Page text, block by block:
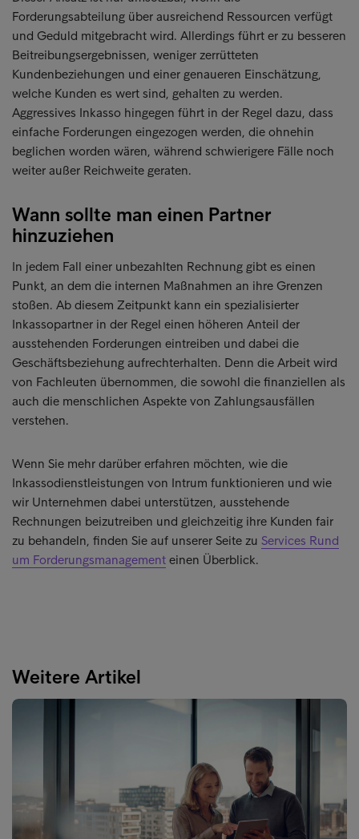
Forderungsabteilung über ausreichend Ressourcen verfügt
und Geduld mitgebracht wird. Allerdings führt er zu besseren
Beitreibungsergebnissen, weniger zerrütteten
Kundenbeziehungen und einer genaueren Einschätzung,
welche Kunden es wert sind, gehalten zu werden.
Aggressives Inkasso hingegen führt in der Regel dazu, dass
einfache Forderungen eingezogen werden, die ohnehin
beglichen worden wären, während schwierigere Fälle noch
weiter außer Reichweite geraten.
Wann sollte man einen Partner
hinzuziehen
In jedem Fall einer unbezahlten Rechnung gibt es einen
Punkt, an dem die internen Maßnahmen an ihre Grenzen
stoßen. Ab diesem Zeitpunkt kann ein spezialisierter
Inkassopartner in der Regel einen höheren Anteil der
ausstehenden Forderungen eintreiben und dabei die
Geschäftsbeziehung aufrechterhalten. Denn die Arbeit wird
von Fachleuten übernommen, die sowohl die finanziellen als
auch die menschlichen Aspekte von Zahlungsausfällen
verstehen.
Wenn Sie mehr darüber erfahren möchten, wie die
Inkassodienstleistungen von Intrum funktionieren und wie
wir Unternehmen dabei unterstützen, ausstehende
Rechnungen beizutreiben und gleichzeitig ihre Kunden fair
zu behandeln, finden Sie auf unserer Seite zu Services Rund
um Forderungsmanagement einen Überblick.
Weitere Artikel